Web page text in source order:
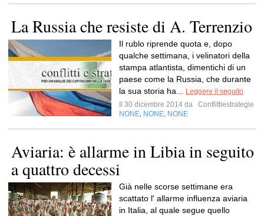
La Russia che resiste di A. Terrenzio
Il rublo riprende quota e, dopo
qualche settimana, i velinatori della
stampa atlantista, dimentichi di un
paese come la Russia, che durante
la sua storia ha...
Leggere il seguito
Il 30 dicembre 2014 da
Conflittiestrategie
NONE NONE NONE
Aviaria: è allarme in Libia in seguito
a quattro decessi
Già nelle scorse settimane era
scattato l' allarme influenza aviaria
in Italia, al quale segue quello